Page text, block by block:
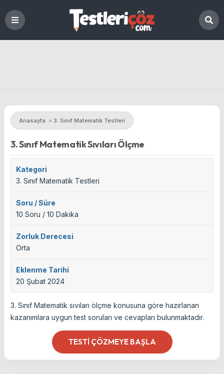
Anasayfa » 3. Sınıf Matematik Testleri
3. Sınıf Matematik Sıvıları Ölçme
Kategori
3. Sınıf Matematik Testleri
Soru / Süre
10 Soru / 10 Dakika
Zorluk Derecesi
Orta
Eklenme Tarihi
20 Şubat 2024
3. Sınıf Matematik sıvıları ölçme konusuna göre hazırlanan
kazanımlara uygun test soruları ve cevapları bulunmaktadır.
TESTI ÇÖZMEYE BAŞLA